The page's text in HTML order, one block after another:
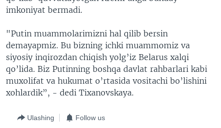
imkoniyat bermadi.
"Putin muammolarimizni hal qilib bersin
demayapmiz. Bu bizning ichki muammomiz va
siyosiy inqirozdan chiqish yolg’iz Belarus xalqi
qo’lida. Biz Putinning boshqa davlat rahbarlari kabi
muxolifat va hukumat o’rtasida vositachi bo’lishini
xohlardik”, - dedi Tixanovskaya.
Ulashing Follow us